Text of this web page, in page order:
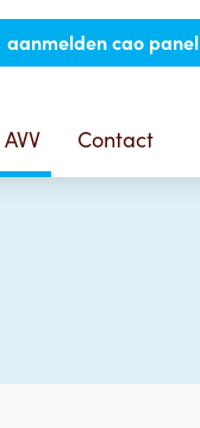
aanmelden cao panel
Contact